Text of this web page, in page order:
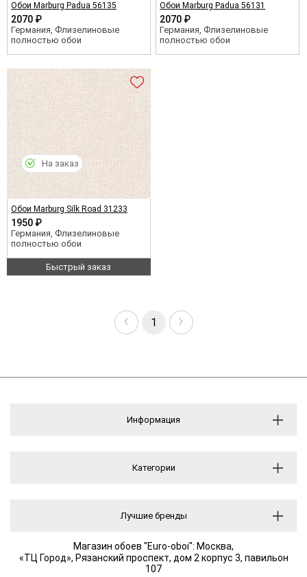
Обои Marburg Padua 56135
2070 ₽
Германия, Флизелиновые
полностью обои
Обои Marburg Padua 56131
2070 ₽
Германия, Флизелиновые
полностью обои
Обои Marburg Silk Road 31233
1950 ₽
Германия, Флизелиновые
полностью обои
Быстрый заказ
На заказ
‹ 1 ›
Информация
Категории
Лучшие бренды
Магазин обоев "Euro-oboi": Москва,
«ТЦ Город», Рязанский проспект, дом 2 корпус 3, павильон
107